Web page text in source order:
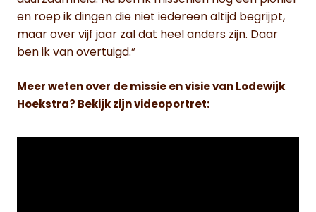
en roep ik dingen die niet iedereen altijd begrijpt,
maar over vijf jaar zal dat heel anders zijn. Daar
ben ik van overtuigd.”
Meer weten over de missie en visie van Lodewijk
Hoekstra? Bekijk zijn videoportret: